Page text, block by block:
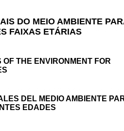
DO MEIO AMBIENTE
FAIXAS ETÁRIAS
THE ENVIRONMENT FOR
DEL MEDIO AMBIENTE
EDADES